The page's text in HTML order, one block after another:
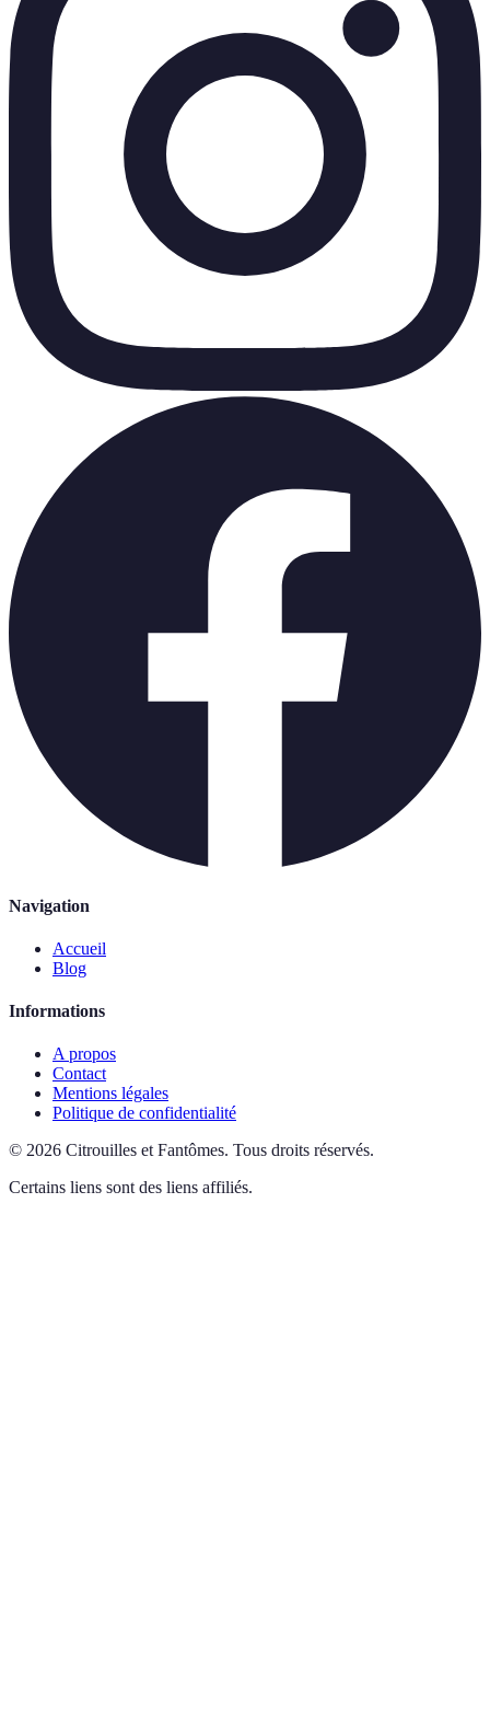
Navigation
Accueil
Blog
Informations
A propos
Contact
Mentions légales
Politique de confidentialité
© 2026 Citrouilles et Fantômes. Tous droits réservés.
Certains liens sont des liens affiliés.